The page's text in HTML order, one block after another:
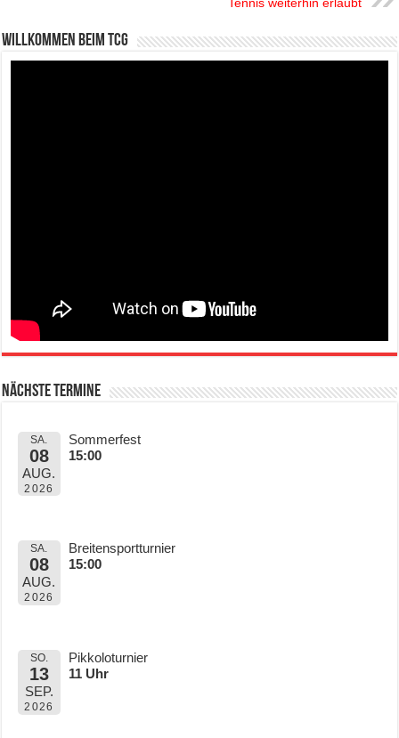
Willkommen beim TCG
Nächste Termine
SA.
08
AUG.
2026
Sommerfest
15:00
SA.
08
AUG.
2026
Breitensportturnier
15:00
SO.
13
SEP.
2026
Pikkoloturnier
11 Uhr